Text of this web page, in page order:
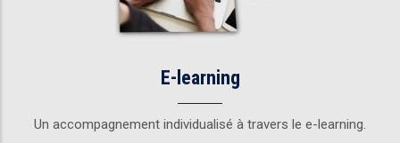
E-learning
Un accompagnement individualisé à travers le e-learning.